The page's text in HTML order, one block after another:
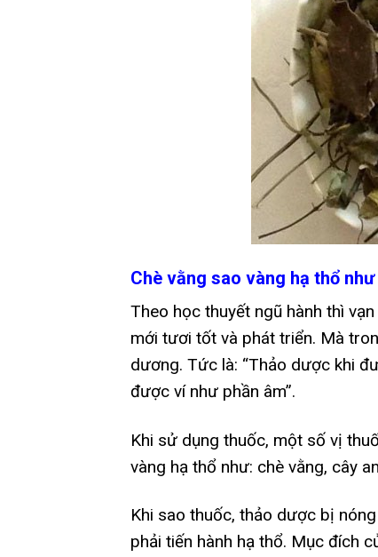
Chè vằng sao vàng hạ thổ
Theo học thuyết ngũ hành thì
mới tươi tốt và phát triển. Mà
dương. Tức là: “Thảo dược khi
được ví như phần âm”.
Khi sử dụng thuốc, một số vị
vàng hạ thổ như: chè vằng, cây
Khi sao thuốc, thảo dược bị
phải tiến hành hạ thổ. Mục đích